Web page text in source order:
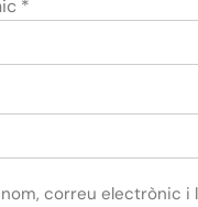
*
nom, correu electrònic i